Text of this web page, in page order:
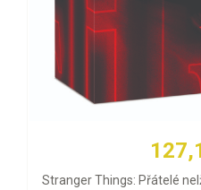
Stranger Things: Přátelé